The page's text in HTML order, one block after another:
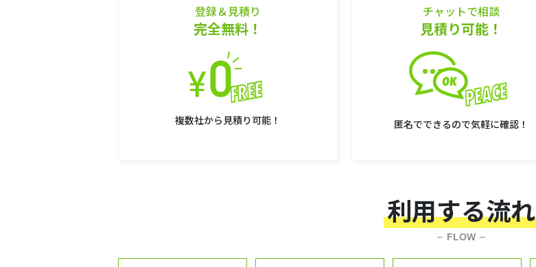
登録＆見積り
完全無料！
複数社から見積り可能！
チャットで相談
見積り可能！
匿名でできるので気軽に確認！
利用する流れ
FLOW